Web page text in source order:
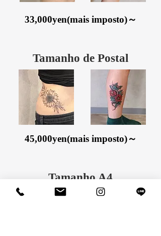
33,000yen(mais imposto)～
Tamanho de Postal
​45,000yen(mais imposto)～
Tamanho A4